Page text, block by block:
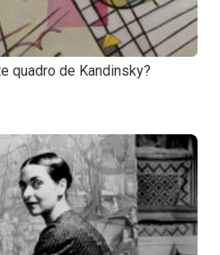
quadro de Kandinsky?